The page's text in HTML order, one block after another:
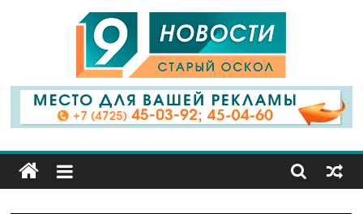
9
Канал
Старый